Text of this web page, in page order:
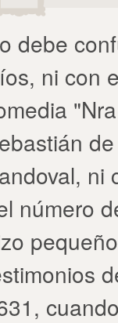
debe
ni con
ni
número